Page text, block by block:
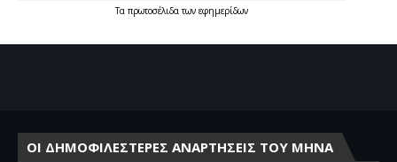
Τα πρωτοσέλιδατων εφημερίδων
ΟΙ ΔΗΜΟΦΙΛΕΣΤΕΡΕΣ ΑΝΑΡΤΗΣΕΙΣ ΤΟΥ ΜΗΝΑ